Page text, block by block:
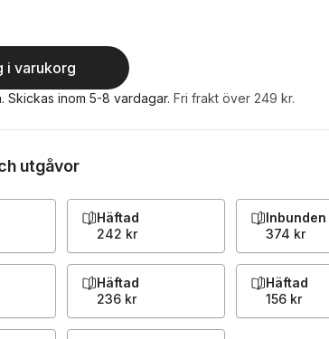
i varukorg
Skickas inom 5-8 vardagar. Fri frakt över 249 kr.
utgåvor
Häftad
242 kr
Inbunden
374 kr
Häftad
236 kr
Häftad
156 kr